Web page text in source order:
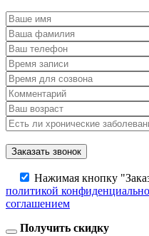
Нажимая кнопку
политикой
соглашением
Получить скидку